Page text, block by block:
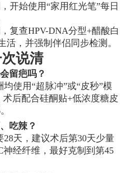
开始使用“家用红光笔”每日
复查HPV-DNA分型+醋酸白
活，并强制伴侣同步检测。
说清
留疤吗？
使用“超脉冲”或“皮秒”模
后配合硅酮贴+低浓度糖皮
吃辣？
天，建议术后第30天少量
经纤维，最好克制到第45